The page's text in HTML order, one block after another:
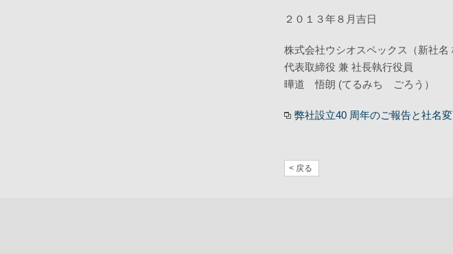
２０１３年８月吉日
株式会社ウシオスペックス（新社名
代表取締役 兼 社長執行役員
曄道 悟朗 (てるみち ごろう）
弊社設立40 周年のご報告と社名
< 戻る